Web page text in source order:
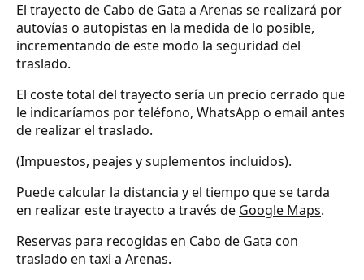
El trayecto de Cabo de Gata a Arenas se realizará por
autovías o autopistas en la medida de lo posible,
incrementando de este modo la seguridad del
traslado.
El coste total del trayecto sería un precio cerrado que
le indicaríamos por teléfono, WhatsApp o email antes
de realizar el traslado.
(Impuestos, peajes y suplementos incluidos).
Puede calcular la distancia y el tiempo que se tarda
en realizar este trayecto a través de Google Maps.
Reservas para recogidas en Cabo de Gata con
traslado en taxi a Arenas.